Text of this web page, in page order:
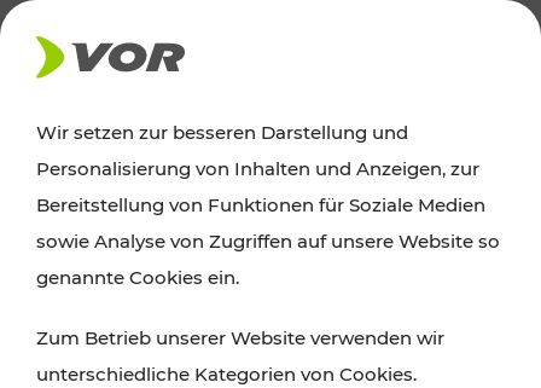
AKTUELLES
Ausflugstipps
Wien, Niederösterreich und das Burgenland
Wanderungen, Kultur und Gastronomie,
Radtouren oder purer Naturgenuss – viele
Wir setzen zur besseren Darstellung und
Personalisierung von Inhalten und Anzeigen, zur
Bereitstellung von Funktionen für Soziale Medien
sowie Analyse von Zugriffen auf unsere Website so
genannte Cookies ein.
Zum Betrieb unserer Website verwenden wir
unterschiedliche Kategorien von Cookies.